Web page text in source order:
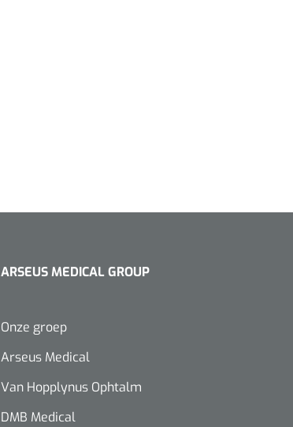
ARSEUS MEDICAL GROUP
Onze groep
Arseus Medical
Van Hopplynus Ophtalm
DMB Medical